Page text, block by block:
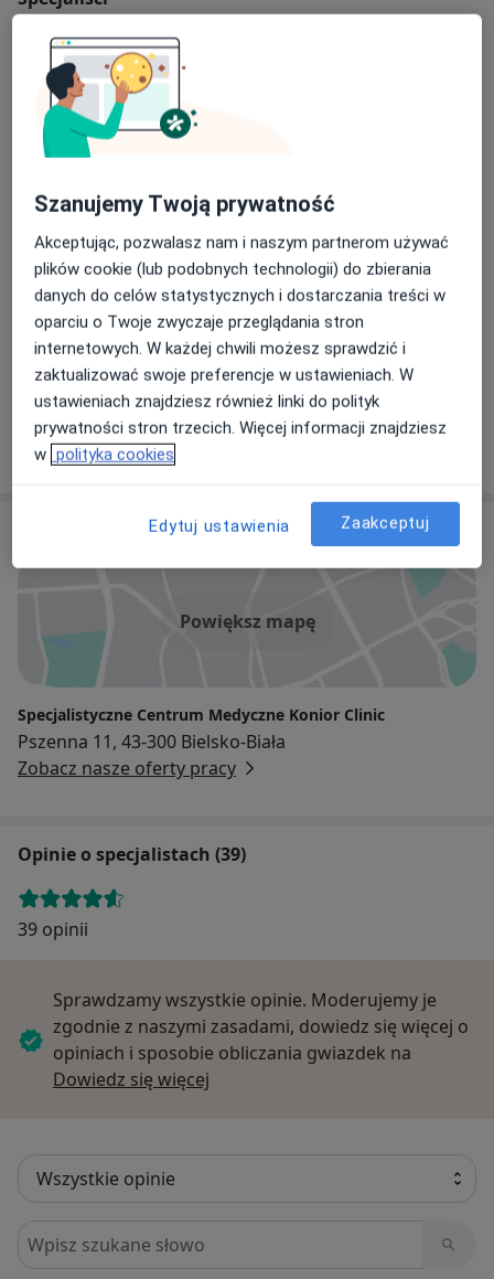
specjalistycznej opieki medycznej dla mieszkańców
Podbeskidzia.
Pulmonolog
lek. Daria Taracha-Guz
89 opinii
lek. Malgorzata Jurecka
Pulmonolog
Alicja Janina Przytuła-Gwóźdź
Pulmonolog, Pediatra
Powiększ mapę
Specjalistyczne Centrum Medyczne Konior Clinic
Pszenna 11, 43-300 Bielsko-Biała
Zobacz nasze oferty pracy
Opinie o specjalistach (39)
39 opinii
Sprawdzamy wszystkie opinie. Moderujemy je
zgodnie z naszymi zasadami, dowiedz się więcej o
opiniach i sposobie obliczania gwiazdek na
Dowiedz się więcej
Szukaj w opiniach
Szanujemy Twoją prywatność
Akceptując, pozwalasz nam i naszym partnerom używać
plików cookie (lub podobnych technologii) do zbierania
danych do celów statystycznych i dostarczania treści w
oparciu o Twoje zwyczaje przeglądania stron
internetowych. W każdej chwili możesz sprawdzić i
zaktualizować swoje preferencje w ustawieniach. W
ustawieniach znajdziesz również linki do polityk
prywatności stron trzecich. Więcej informacji znajdziesz
w polityka cookies
Edytuj ustawienia Zaakceptuj